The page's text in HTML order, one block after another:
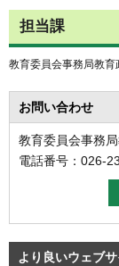
担当課
教育委員会事務局教育
お問い合わせ
教育委員会事務
電話番号：026-
より良いウェブ